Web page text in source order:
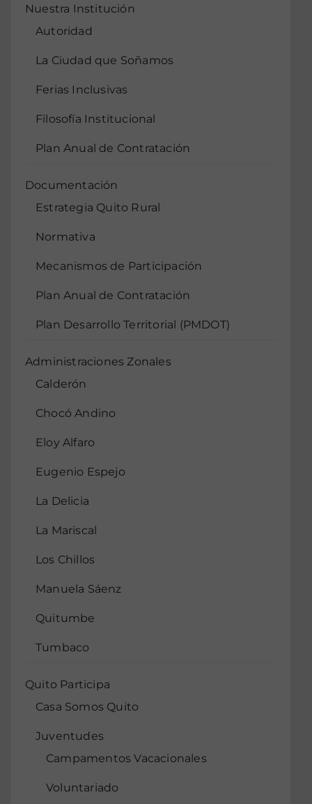
Nuestra Institución
Autoridad
La Ciudad que Soñamos
Ferias Inclusivas
Filosofía Institucional
Plan Anual de Contratación
Documentación
Estrategia Quito Rural
Normativa
Mecanismos de Participación
Plan Anual de Contratación
Plan Desarrollo Territorial (PMDOT)
Administraciones Zonales
Calderón
Chocó Andino
Eloy Alfaro
Eugenio Espejo
La Delicia
La Mariscal
Los Chillos
Manuela Sáenz
Quitumbe
Tumbaco
Quito Participa
Casa Somos Quito
Juventudes
Campamentos Vacacionales
Voluntariado